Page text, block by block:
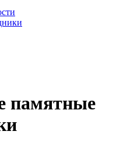
памятные